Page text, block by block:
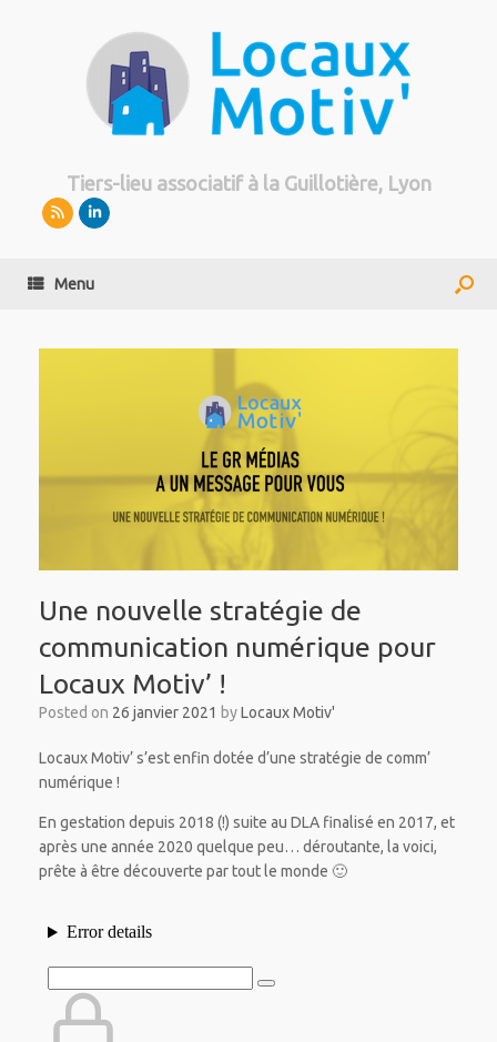
Tiers-lieu associatif à la Guillotière, Lyon
Menu
Une nouvelle stratégie de
communication numérique pour
Locaux Motiv’ !
Posted on 26 janvier 2021 byLocaux Motiv'
Locaux Motiv’ s’est enfin dotée d’une stratégie de comm’
numérique !
En gestation depuis 2018 (!) suite au DLA finalisé en 2017, et
après une année 2020 quelque peu… déroutante, la voici,
prête à être découverte par tout le monde 🙂